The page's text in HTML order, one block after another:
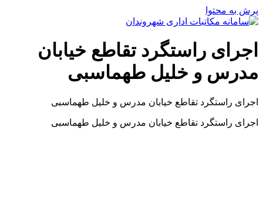
پرش به محتوا
اجرای راستگرد تقاطع خیابان
مدرس و خلیل طهماسبی
اجرای راستگرد تقاطع خیابان مدرس و خلیل طهماسبی
اجرای راستگرد تقاطع خیابان مدرس و خلیل طهماسبی